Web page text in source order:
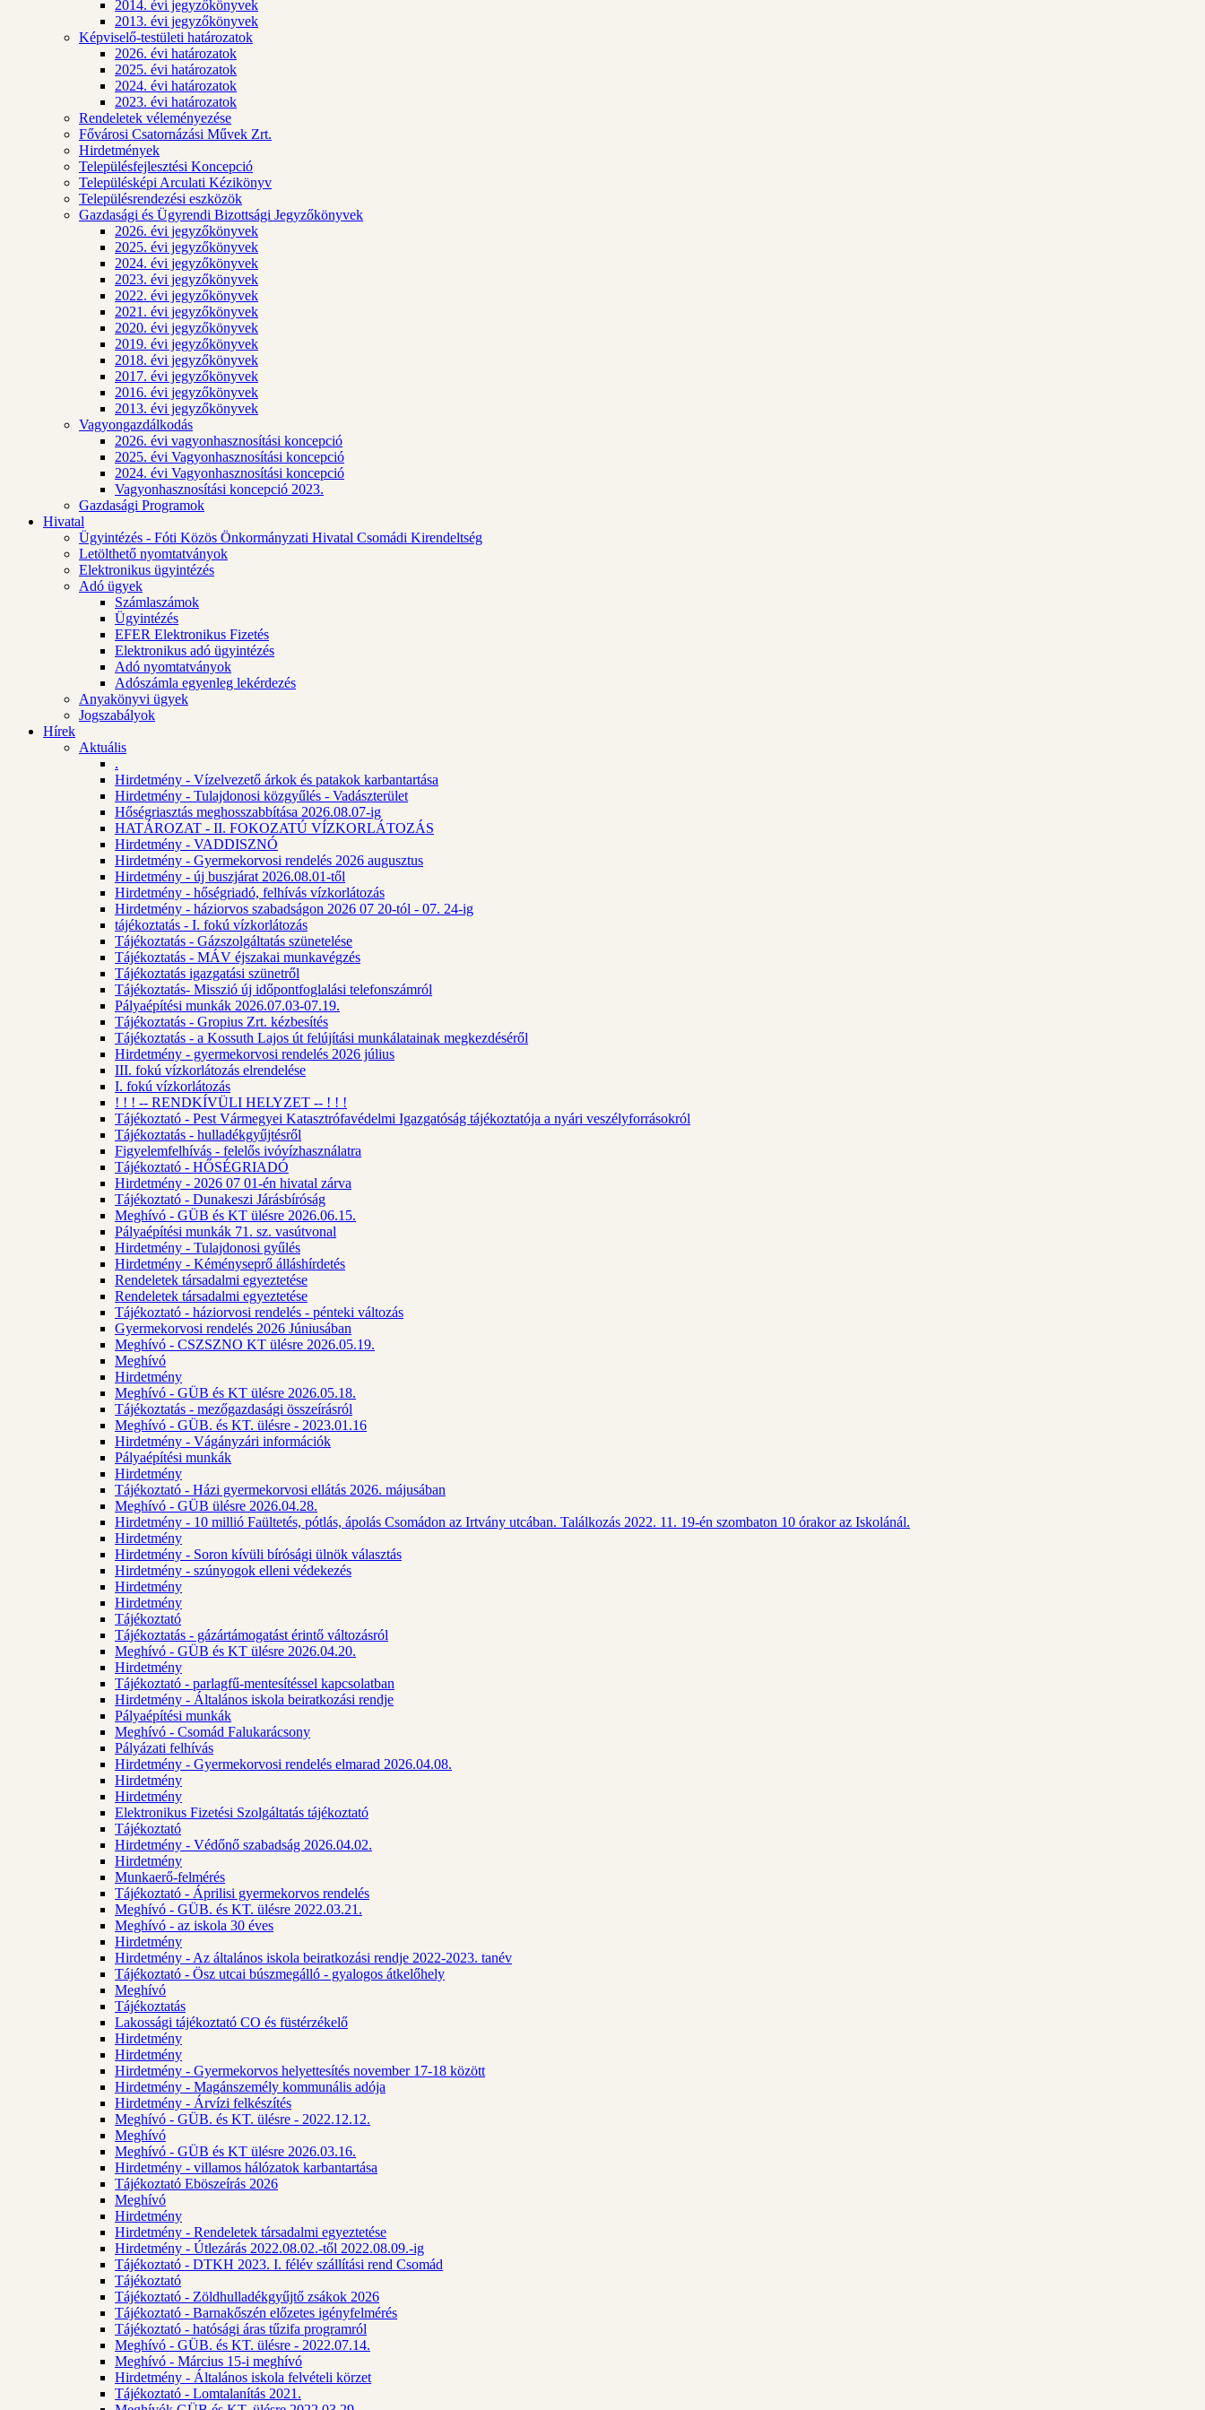
2014. évi jegyzőkönyvek
2013. évi jegyzőkönyvek
Képviselő-testületi határozatok
2026. évi határozatok
2025. évi határozatok
2024. évi határozatok
2023. évi határozatok
Rendeletek véleményezése
Fővárosi Csatornázási Művek Zrt.
Hirdetmények
Településfejlesztési Koncepció
Településképi Arculati Kézikönyv
Településrendezési eszközök
Gazdasági és Ügyrendi Bizottsági Jegyzőkönyvek
2026. évi jegyzőkönyvek
2025. évi jegyzőkönyvek
2024. évi jegyzőkönyvek
2023. évi jegyzőkönyvek
2022. évi jegyzőkönyvek
2021. évi jegyzőkönyvek
2020. évi jegyzőkönyvek
2019. évi jegyzőkönyvek
2018. évi jegyzőkönyvek
2017. évi jegyzőkönyvek
2016. évi jegyzőkönyvek
2013. évi jegyzőkönyvek
Vagyongazdálkodás
2026. évi vagyonhasznosítási koncepció
2025. évi Vagyonhasznosítási koncepció
2024. évi Vagyonhasznosítási koncepció
Vagyonhasznosítási koncepció 2023.
Gazdasági Programok
Hivatal
Ügyintézés - Fóti Közös Önkormányzati Hivatal Csomádi Kirendeltség
Letölthető nyomtatványok
Elektronikus ügyintézés
Adó ügyek
Számlaszámok
Ügyintézés
EFER Elektronikus Fizetés
Elektronikus adó ügyintézés
Adó nyomtatványok
Adószámla egyenleg lekérdezés
Anyakönyvi ügyek
Jogszabályok
Hírek
Aktuális
.
Hirdetmény - Vízelvezető árkok és patakok karbantartása
Hirdetmény - Tulajdonosi közgyűlés - Vadászterület
Hőségriasztás meghosszabbítása 2026.08.07-ig
HATÁROZAT - II. FOKOZATÚ VÍZKORLÁTOZÁS
Hirdetmény - VADDISZNÓ
Hirdetmény - Gyermekorvosi rendelés 2026 augusztus
Hirdetmény - új buszjárat 2026.08.01-től
Hirdetmény - hőségriadó, felhívás vízkorlátozás
Hirdetmény - háziorvos szabadságon 2026 07 20-tól - 07. 24-ig
tájékoztatás - I. fokú vízkorlátozás
Tájékoztatás - Gázszolgáltatás szünetelése
Tájékoztatás - MÁV éjszakai munkavégzés
Tájékoztatás igazgatási szünetről
Tájékoztatás- Misszió új időpontfoglalási telefonszámról
Pályaépítési munkák 2026.07.03-07.19.
Tájékoztatás - Gropius Zrt. kézbesítés
Tájékoztatás - a Kossuth Lajos út felújítási munkálatainak megkezdéséről
Hirdetmény - gyermekorvosi rendelés 2026 július
III. fokú vízkorlátozás elrendelése
I. fokú vízkorlátozás
! ! ! -- RENDKÍVÜLI HELYZET -- ! ! !
Tájékoztató - Pest Vármegyei Katasztrófavédelmi Igazgatóság tájékoztatója a nyári veszélyforrásokról
Tájékoztatás - hulladékgyűjtésről
Figyelemfelhívás - felelős ivóvízhasználatra
Tájékoztató - HŐSÉGRIADÓ
Hirdetmény - 2026 07 01-én hivatal zárva
Tájékoztató - Dunakeszi Járásbíróság
Meghívó - GÜB és KT ülésre 2026.06.15.
Pályaépítési munkák 71. sz. vasútvonal
Hirdetmény - Tulajdonosi gyűlés
Hirdetmény - Kéményseprő álláshírdetés
Rendeletek társadalmi egyeztetése
Rendeletek társadalmi egyeztetése
Tájékoztató - háziorvosi rendelés - pénteki változás
Gyermekorvosi rendelés 2026 Júniusában
Meghívó - CSZSZNO KT ülésre 2026.05.19.
Meghívó
Hirdetmény
Meghívó - GÜB és KT ülésre 2026.05.18.
Tájékoztatás - mezőgazdasági összeírásról
Meghívó - GÜB. és KT. ülésre - 2023.01.16
Hirdetmény - Vágányzári információk
Pályaépítési munkák
Hirdetmény
Tájékoztató - Házi gyermekorvosi ellátás 2026. májusában
Meghívó - GÜB ülésre 2026.04.28.
Hirdetmény - 10 millió Faültetés, pótlás, ápolás Csomádon az Irtvány utcában. Találkozás 2022. 11. 19-én szombaton 10 órakor az Iskolánál.
Hirdetmény
Hirdetmény - Soron kívüli bírósági ülnök választás
Hirdetmény - szúnyogok elleni védekezés
Hirdetmény
Hirdetmény
Tájékoztató
Tájékoztatás - gázártámogatást érintő változásról
Meghívó - GÜB és KT ülésre 2026.04.20.
Hirdetmény
Tájékoztató - parlagfű-mentesítéssel kapcsolatban
Hirdetmény - Általános iskola beiratkozási rendje
Pályaépítési munkák
Meghívó - Csomád Falukarácsony
Pályázati felhívás
Hirdetmény - Gyermekorvosi rendelés elmarad 2026.04.08.
Hirdetmény
Hirdetmény
Elektronikus Fizetési Szolgáltatás tájékoztató
Tájékoztató
Hirdetmény - Védőnő szabadság 2026.04.02.
Hirdetmény
Munkaerő-felmérés
Tájékoztató - Áprilisi gyermekorvos rendelés
Meghívó - GÜB. és KT. ülésre 2022.03.21.
Meghívó - az iskola 30 éves
Hirdetmény
Hirdetmény - Az általános iskola beiratkozási rendje 2022-2023. tanév
Tájékoztató - Ösz utcai búszmegálló - gyalogos átkelőhely
Meghívó
Tájékoztatás
Lakossági tájékoztató CO és füstérzékelő
Hirdetmény
Hirdetmény
Hirdetmény - Gyermekorvos helyettesítés november 17-18 között
Hirdetmény - Magánszemély kommunális adója
Hirdetmény - Árvízi felkészítés
Meghívó - GÜB. és KT. ülésre - 2022.12.12.
Meghívó
Meghívó - GÜB és KT ülésre 2026.03.16.
Hirdetmény - villamos hálózatok karbantartása
Tájékoztató Eböszeírás 2026
Meghívó
Hirdetmény
Hirdetmény - Rendeletek társadalmi egyeztetése
Hirdetmény - Útlezárás 2022.08.02.-től 2022.08.09.-ig
Tájékoztató - DTKH 2023. I. félév szállítási rend Csomád
Tájékoztató
Tájékoztató - Zöldhulladékgyűjtő zsákok 2026
Tájékoztató - Barnakőszén előzetes igényfelmérés
Tájékoztató - hatósági áras tűzifa programról
Meghívó - GÜB. és KT. ülésre - 2022.07.14.
Meghívó - Március 15-i meghívó
Hirdetmény - Általános iskola felvételi körzet
Tájékoztató - Lomtalanítás 2021.